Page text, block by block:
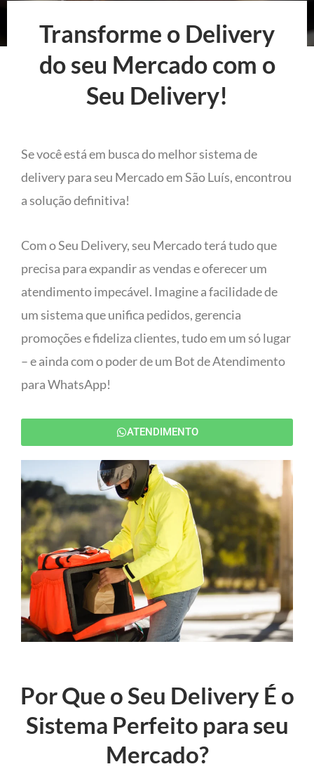
Transforme o Delivery
do seu Mercado com o
Seu Delivery!
Se você está em busca do melhor sistema de
delivery para seu Mercado em São Luís, encontrou
a solução definitiva!
Com o Seu Delivery, seu Mercado terá tudo que
precisa para expandir as vendas e oferecer um
atendimento impecável. Imagine a facilidade de
um sistema que unifica pedidos, gerencia
promoções e fideliza clientes, tudo em um só lugar
– e ainda com o poder de um Bot de Atendimento
para WhatsApp!
ATENDIMENTO
Por Que o Seu Delivery É o
Sistema Perfeito para seu
Mercado?